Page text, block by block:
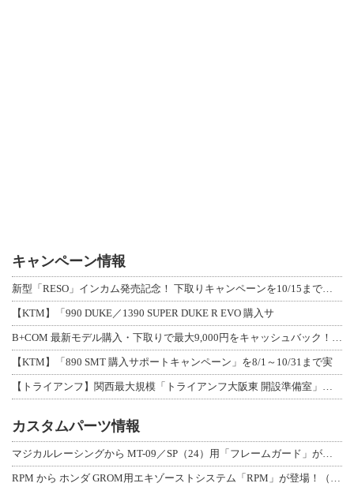
キャンペーン情報
【KTM】「990 DUKE／1390 SUPER DUKE R EVO 購入サ
【KTM】「890 SMT 購入サポートキャンペーン」を8/1～10/31まで実
カスタムパーツ情報